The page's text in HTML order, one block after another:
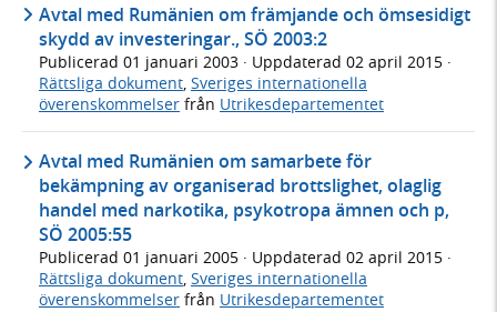
Avtal med Rumänien om främjande och ömsesidigt
skydd av investeringar., SÖ 2003:2
Publicerad 01 januari 2003 · Uppdaterad 02 april 2015 ·
Rättsliga dokument Sveriges internationella
överenskommelser från Utrikesdepartementet
Avtal med Rumänien om samarbete för
bekämpning av organiserad brottslighet, olaglig
handel med narkotika, psykotropa ämnen och p,
SÖ 2005:55
Publicerad 01 januari 2005 · Uppdaterad 02 april 2015 ·
Rättsliga dokument, Sveriges internationella
överenskommelser från Utrikesdepartementet